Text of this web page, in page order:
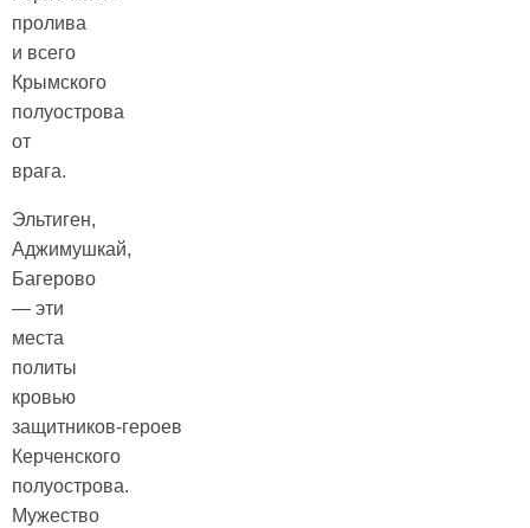
пролива
и всего
Крымского
полуострова
от
врага.
Эльтиген,
Аджимушкай,
Багерово
— эти
места
политы
кровью
защитников‑героев
Керченского
полуострова.
Мужество